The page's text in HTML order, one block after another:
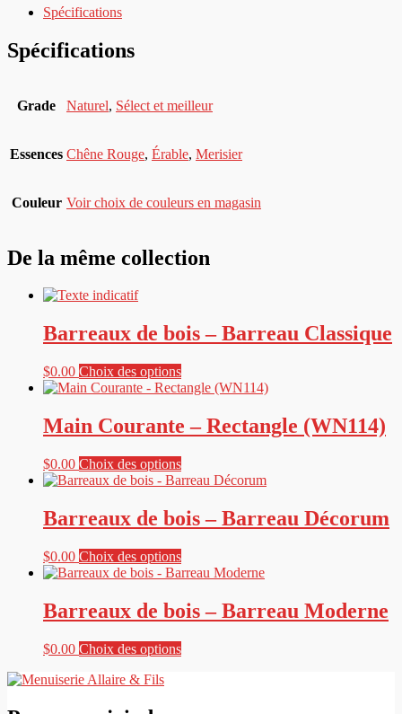
Spécifications
Spécifications
Grade Naturel, Sélect et meilleur
Essences Chêne Rouge, Érable, Merisier
Couleur Voir choix de couleurs en magasin
De la même collection
Barreaux de bois – Barreau Classique
$0.00 Choix des optionsCe
produit
plusieurs
variations.
options
peuvent
choisies
sur
la
page
du
Main Courante – Rectangle (WN114)
$0.00 Choix des optionsCe
produit
plusieurs
variations.
options
peuvent
choisies
sur
la
page
Barreaux de bois – Barreau Décorum
$0.00 Choix des optionsCe
produit
plusieurs
variations.
options
Barreaux de bois – Barreau Moderne
$0.00 Choix des optionsCe